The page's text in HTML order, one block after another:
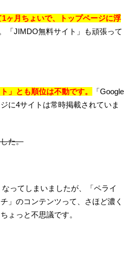
ヶ月ちょいで、トップページに浮
。「JIMDO無料サイト」も頑張って
」とも順位は不動です。
「Google
に4サイトは常時掲載されていま
た。
ってしまいましたが、「ペライ
」のコンテンツって、さほど濃く
ょっと不思議です。